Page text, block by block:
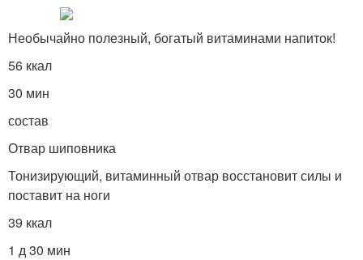
Необычайно полезный, богатый витаминами напиток!
56 ккал
30 мин
состав
Отвар шиповника
Тонизирующий, витаминный отвар восстановит силы и
поставит на ноги
39 ккал
1 д 30 мин